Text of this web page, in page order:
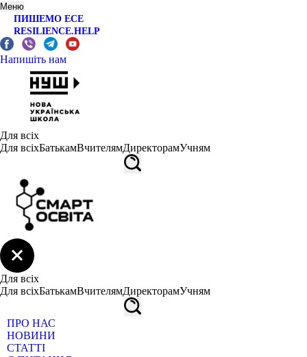
Меню
ПИШЕМО ЕСЕ
RESILIENCE.HELP
Напишіть нам
Для всіх
Для всіхБатькамВчителямДиректорамУчням
Для всіх
Для всіхБатькамВчителямДиректорамУчням
ПРО НАС
НОВИНИ
СТАТТІ